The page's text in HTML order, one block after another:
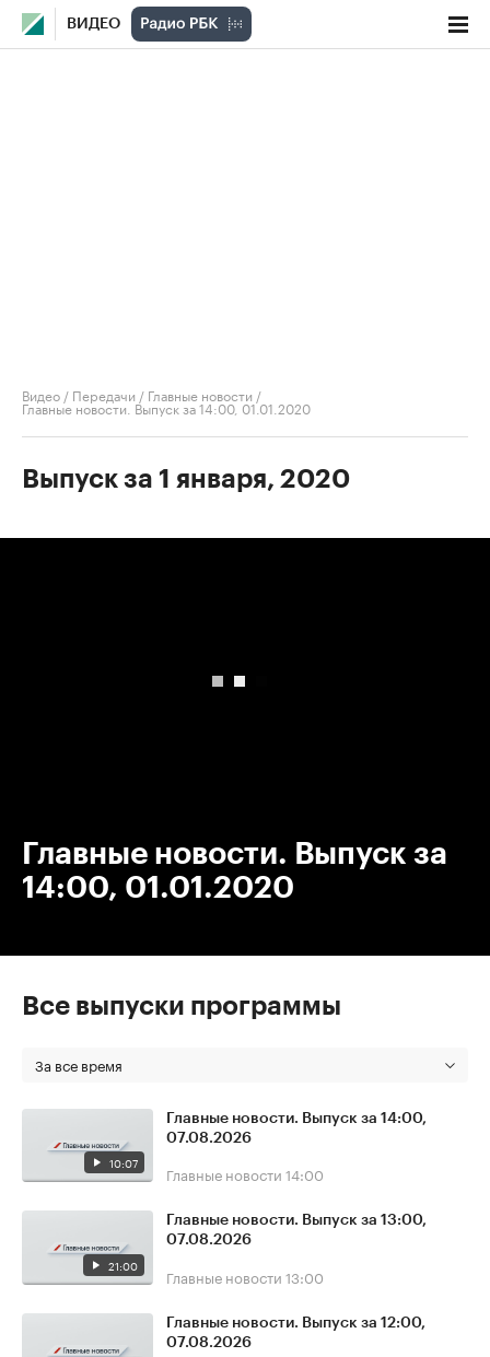
ВИДЕО
Видео / Передачи / Главные новости /
Главные новости. Выпуск за 14:00, 01.01.2020
Выпуск за 1 января, 2020
Главные новости. Выпуск за
14:00, 01.01.2020
Все выпуски программы
За все время
10:07
Главные новости. Выпуск за 14:00,
07.08.2026
Главные новости 14:00
21:00
Главные новости. Выпуск за 13:00,
07.08.2026
Главные новости 13:00
Главные новости. Выпуск за 12:00,
07.08.2026